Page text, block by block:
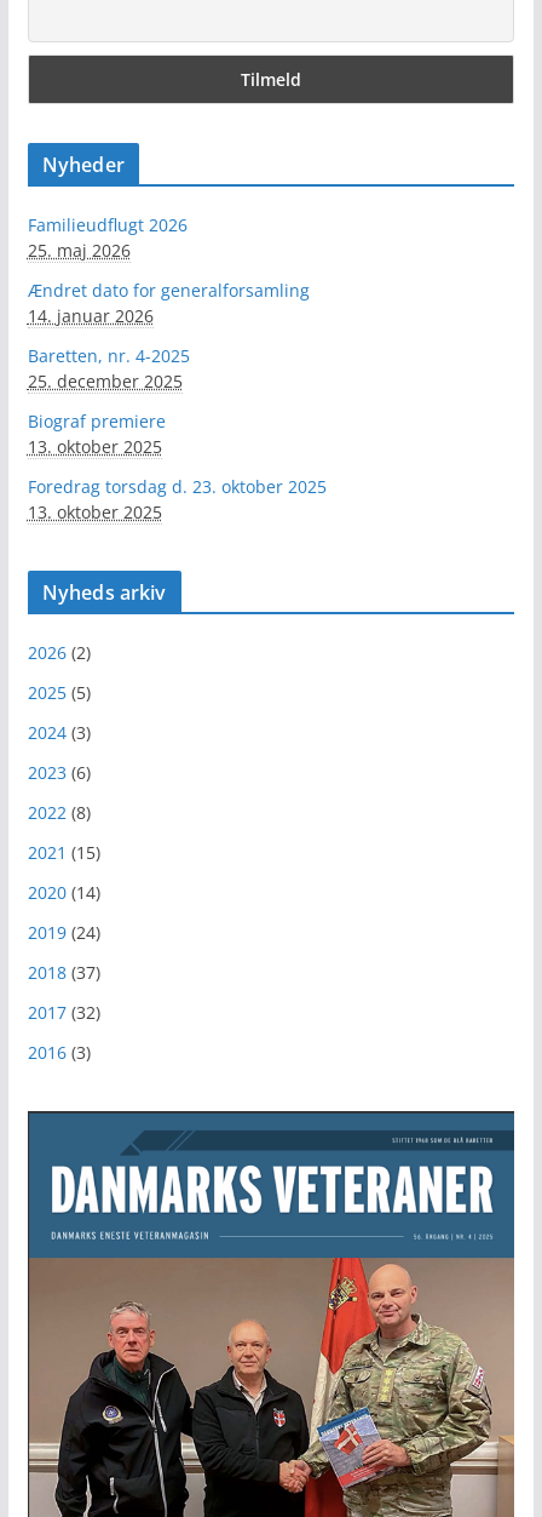
Nyheder
Familieudflugt 2026
25. maj 2026
Ændret dato for generalforsamling
14. januar 2026
Baretten, nr. 4-2025
25. december 2025
Biograf premiere
13. oktober 2025
Foredrag torsdag d. 23. oktober 2025
13. oktober 2025
Nyheds arkiv
2026(2)
2025(5)
2024(3)
2023 (6)
2022 (8)
2021 (15)
2020(14)
2019(24)
2018(37)
2017(32)
2016(3)